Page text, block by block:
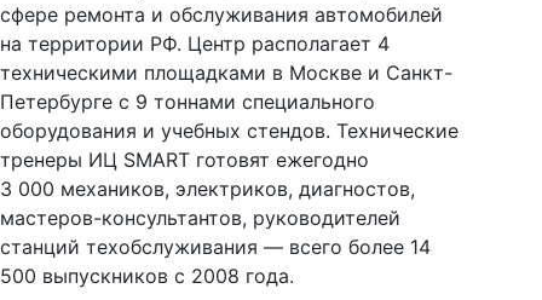
сфере ремонта и обслуживания автомобилей
на территории РФ. Центр располагает 4
техническими площадками в Москве и Санкт-
Петербурге с 9 тоннами специального
оборудования и учебных стендов. Технические
тренеры ИЦ SMART готовят ежегодно
3 000 механиков, электриков, диагностов,
мастеров-консультантов, руководителей
станций техобслуживания — всего более 14
500 выпускников с 2008 года.